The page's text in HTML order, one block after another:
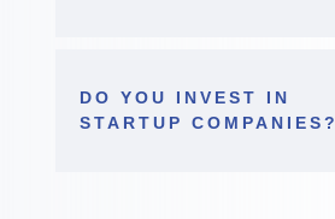
DO YOU INVEST IN
STARTUP COMPANIES?